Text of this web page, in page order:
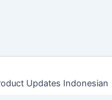
Updates Indonesian